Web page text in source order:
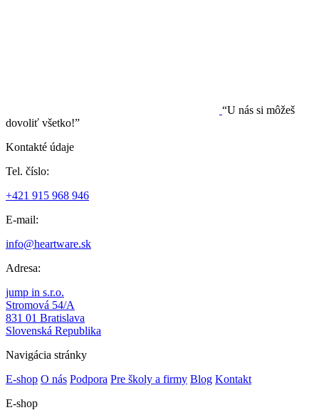
“U nás si môžeš
dovoliť všetko!”
Kontakté údaje
Tel. číslo:
+421 915 968 946
E-mail:
info@heartware.sk
Adresa:
jump in s.r.o.
Stromová 54/A
831 01 Bratislava
Slovenská Republika
Navigácia stránky
E-shop O nás Podpora Pre školy a firmy Blog Kontakt
E-shop